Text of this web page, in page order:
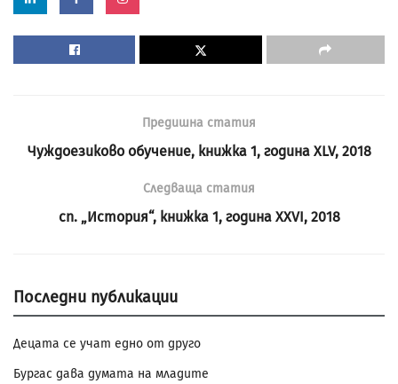
Предишна статия
Чуждоезиково обучение, книжка 1, година XLV, 2018
Следваща статия
сп. „История“, книжка 1, година XXVI, 2018
Последни публикации
Децата се учат едно от друго
Бургас дава думата на младите